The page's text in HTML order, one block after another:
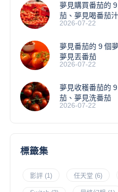
夢見購買番茄的
茄、夢見喝番茄汁
2026-07-22
夢見番茄的 9 個
夢見丟番茄
2026-07-22
夢見收穫番茄的
茄、夢見洗番茄
2026-07-22
標籤集
影評 (1) 任天堂 (6)